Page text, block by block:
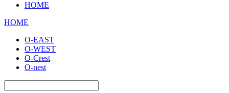
HOME
HOME
O-EAST
O-WEST
O-Crest
O-nest